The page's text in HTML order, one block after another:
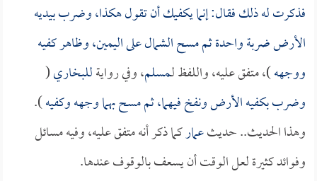
فذكرت له ذلك فقال: إنما يكفيك أن تقول هكذا، وضرب بيديه
الأرض ضربة واحدة ثم مسح الشمال على اليمين، وظاهر كفيه
ووجهه)، متفق عليه، واللفظ لـمسلم، وفي روايةللبخاري(
وضرب بكفيه الأرض ونفخ فيهما، ثم مسح بهما وجهه وكفيه).
وهذا الحديث.. حديثعماركما ذكر أنه متفق عليه، وفيه مسائل
وفوائد كثيرة لعل الوقت أن يسعف بالوقوف عندها.